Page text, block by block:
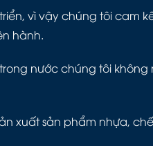
vì vậy chúng tôi
hành.
nước chúng tôi
xuất sản phẩm nhựa,